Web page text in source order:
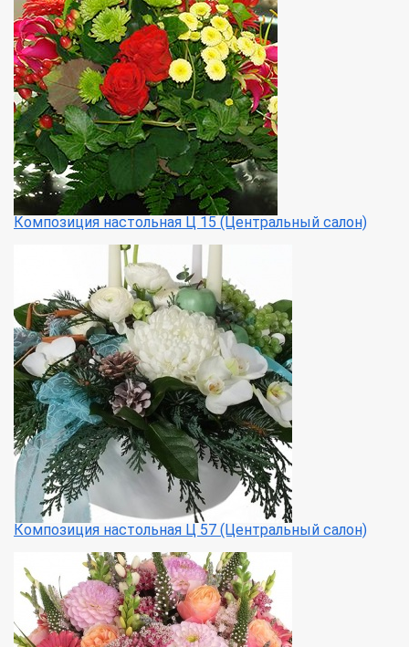
Композиция настольная Ц 15 (Центральный салон)
Композиция настольная Ц 57 (Центральный салон)